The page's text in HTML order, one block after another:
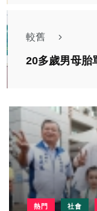
較舊
20多歲男母胎
熱門 社會